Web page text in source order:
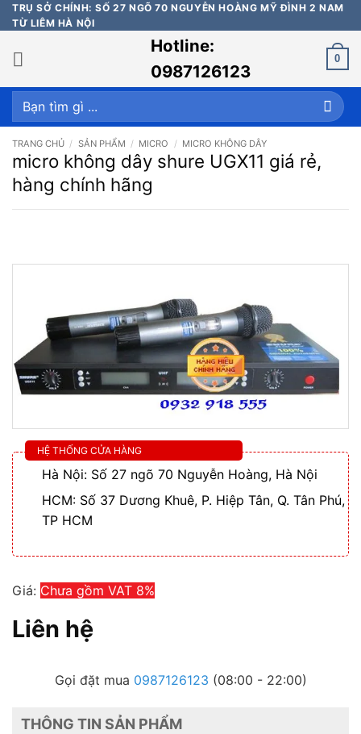
Bỏ
qua
nội
dung
TRỤ SỞ CHÍNH: SỐ 27 NGÕ 70 NGUYỄN HOÀNG MỸ ĐÌNH 2 NAM
TỪ LIÊM HÀ NỘI
Hotline:
0987126123
0
Tìm
kiếm:
TRANG CHỦ / SẢN PHẨM / MICRO / MICRO KHÔNG DÂY
micro không dây shure UGX11 giá rẻ,
hàng chính hãng
HỆ THỐNG CỬA HÀNG
Hà Nội: Số 27 ngõ 70 Nguyễn Hoàng, Hà Nội
HCM: Số 37 Dương Khuê, P. Hiệp Tân, Q. Tân Phú,
TP HCM
Giá: Chưa gồm VAT 8%
Liên hệ
Gọi đặt mua 0987126123 (08:00 - 22:00)
THÔNG TIN SẢN PHẨM